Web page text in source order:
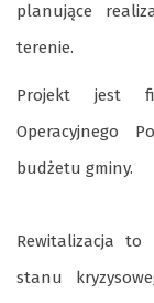
planujące
terenie.
Projekt jest
Operacyjnego
budżetu gminy.
Rewitalizacja
to
stanu